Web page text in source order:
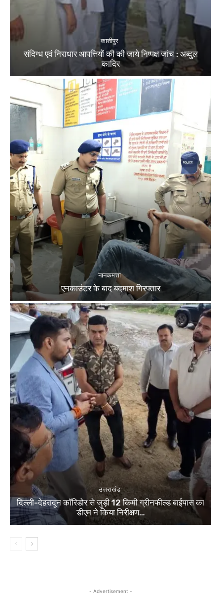
काशीपुर
संदिग्ध एवं निराधार आपत्तियों की की जाये निष्पक्ष जांच : अब्दुल
कादिर
नानकमत्ता
एनकाउंटर के बाद बदमाश गिरफ्तार
उत्तराखंड
दिल्ली-देहरादून कॉरिडोर से जुड़ी 12 किमी ग्रीनफील्ड बाईपास का
डीएम ने किया निरीक्षण…
- Advertisement -